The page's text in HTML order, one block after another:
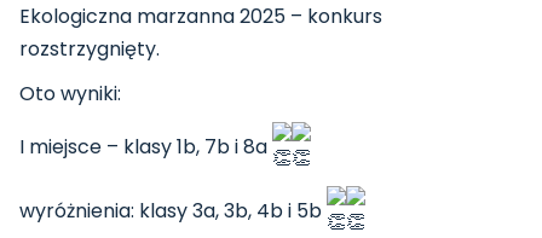
Ekologiczna marzanna 2025 – konkurs
rozstrzygnięty.
Oto wyniki:
I miejsce – klasy 1b, 7b i 8a
wyróżnienia: klasy 3a, 3b, 4b i 5b